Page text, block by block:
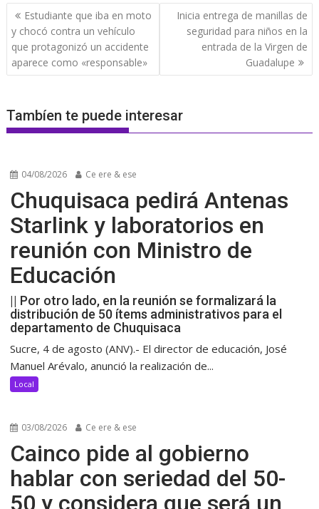
Navegación
de
entradas
Estudiante que iba en moto
y chocó contra un vehículo
que protagonizó un accidente
aparece como «responsable»
Inicia entrega de manillas de
seguridad para niños en la
entrada de la Virgen de
Guadalupe
Tambíen te puede interesar
04/08/2026 Ce ere & ese
Chuquisaca pedirá Antenas
Starlink y laboratorios en
reunión con Ministro de
Educación
|| Por otro lado, en la reunión se formalizará la
distribución de 50 ítems administrativos para el
departamento de Chuquisaca
Sucre, 4 de agosto (ANV).- El director de educación, José
Manuel Arévalo, anunció la realización de...
Local
03/08/2026 Ce ere & ese
Cainco pide al gobierno
hablar con seriedad del 50-
50 y considera que será un